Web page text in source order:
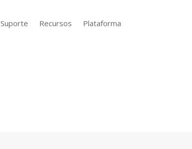
Suporte Recursos Plataforma